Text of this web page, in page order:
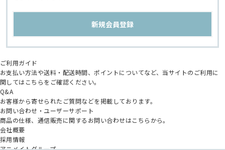
ご利用ガイド
お支払い方法や送料・配送時間、ポイントについてなど、当サイトのご利用に
関してはこちらをご確認ください。
Q&A
お客様から寄せられたご質問などを掲載しております。
お問い合わせ・ユーザーサポート
商品の仕様、通信販売に関するお問い合わせはこちらから。
会社概要
採用情報